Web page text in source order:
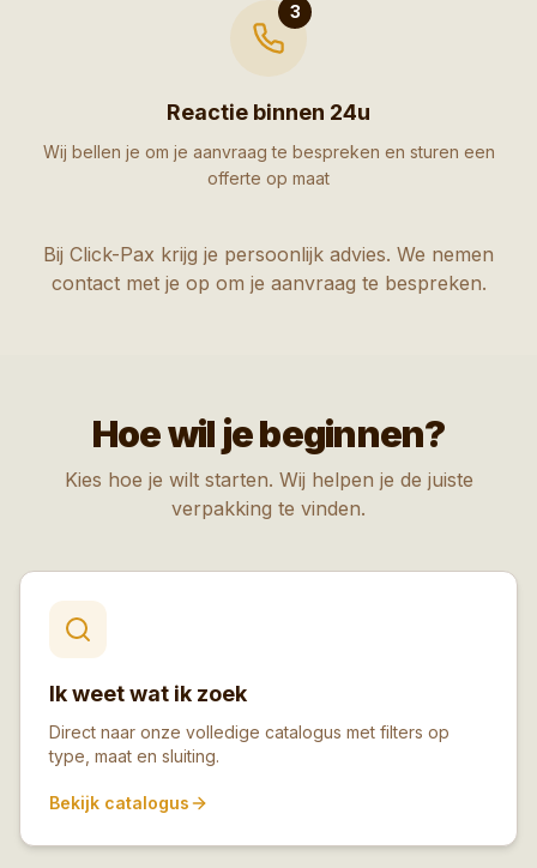
3
Reactie binnen 24u
Wij bellen je om je aanvraag te bespreken en sturen een
offerte op maat
Bij Click-Pax krijg je persoonlijk advies. We nemen
contact met je op om je aanvraag te bespreken.
Hoe wil je beginnen?
Kies hoe je wilt starten. Wij helpen je de juiste
verpakking te vinden.
Ik weet wat ik zoek
Direct naar onze volledige catalogus met filters op
type, maat en sluiting.
Bekijk catalogus